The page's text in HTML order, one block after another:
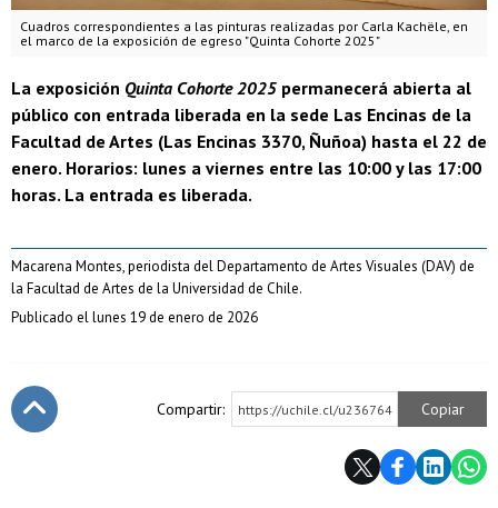
Cuadros correspondientes a las pinturas realizadas por Carla Kachële, en
el marco de la exposición de egreso "Quinta Cohorte 2025"
La exposición Quinta Cohorte 2025 permanecerá abierta al
público con entrada liberada en la sede Las Encinas de la
Facultad de Artes (Las Encinas 3370, Ñuñoa) hasta el 22 de
enero. Horarios: lunes a viernes entre las 10:00 y las 17:00
horas. La entrada es liberada.
Macarena Montes, periodista del Departamento de Artes Visuales (DAV) de
la Facultad de Artes de la Universidad de Chile.
Publicado el lunes 19 de enero de 2026
Compartir: https://uchile.cl/u236764 Copiar